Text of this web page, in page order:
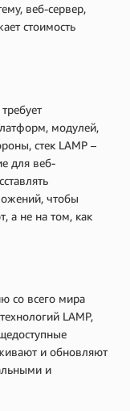
веб-сервер,
стоимость
модулей,
стек LAMP –
для веб-
чтобы
а не на том, как
со всего мира
LAMP,
и обновляют
и